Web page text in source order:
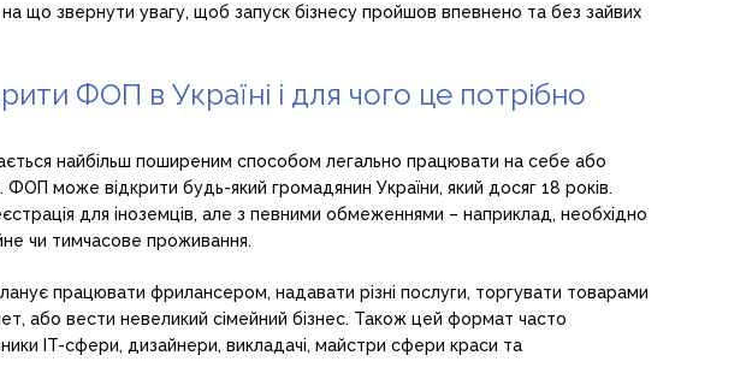
що звернути увагу, щоб запуск бізнесу пройшов впевнено та без зайвих
ФОП в Україні і для чого це потрібно
найбільш поширеним способом легально працювати на себе або
ФОП може відкрити будь-який громадянин України, який досяг 18 років.
для іноземців, але з певними обмеженнями – наприклад, необхідно
чи тимчасове проживання.
працювати фрилансером, надавати різні послуги, торгувати товарами
або вести невеликий сімейний бізнес. Також цей формат часто
IT-сфери, дизайнери, викладачі, майстри сфери краси та